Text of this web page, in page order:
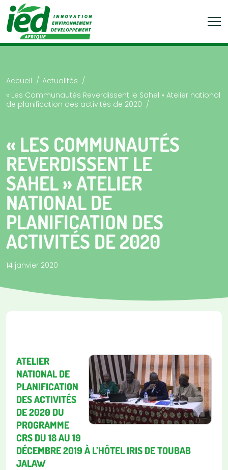
Accueil
Actualités
« Les Communautés Reverdissent le Sahel » Atelier national
de planification des activités de 2020
« LES COMMUNAUTÉS
REVERDISSENT LE
SAHEL » ATELIER
NATIONAL DE
PLANIFICATION DES
ACTIVITÉS DE 2020
14 janvier 2020
ATELIER
NATIONAL DE
PLANIFICATION
DES ACTIVITÉS
DE 2020 DU
PROGRAMME
CRS DU 18 AU 19
DÉCEMBRE 2019 À L’HÔTEL IRIS DE TOUBAB
JALAW